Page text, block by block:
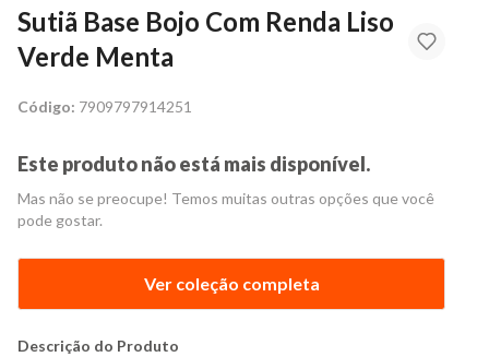
Sutiã Base Bojo Com Renda Liso
Verde Menta
Código: 7909797914251
Este produto não está mais disponível.
Mas não se preocupe! Temos muitas outras opções que você
pode gostar.
Ver coleção completa
Descrição do Produto